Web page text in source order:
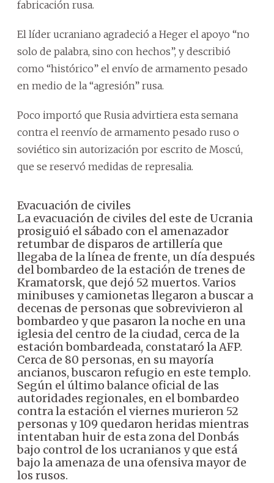
fabricación rusa.
El líder ucraniano agradeció a Heger el apoyo “no
solo de palabra, sino con hechos”, y describió
como “histórico” el envío de armamento pesado
en medio de la “agresión” rusa.
Poco importó que Rusia advirtiera esta semana
contra el reenvío de armamento pesado ruso o
soviético sin autorización por escrito de Moscú,
que se reservó medidas de represalia.
Evacuación de civiles
La evacuación de civiles del este de Ucrania
prosiguió el sábado con el amenazador
retumbar de disparos de artillería que
llegaba de la línea de frente, un día después
del bombardeo de la estación de trenes de
Kramatorsk, que dejó 52 muertos. Varios
minibuses y camionetas llegaron a buscar a
decenas de personas que sobrevivieron al
bombardeo y que pasaron la noche en una
iglesia del centro de la ciudad, cerca de la
estación bombardeada, constataró la AFP.
Cerca de 80 personas, en su mayoría
ancianos, buscaron refugio en este templo.
Según el último balance oficial de las
autoridades regionales, en el bombardeo
contra la estación el viernes murieron 52
personas y 109 quedaron heridas mientras
intentaban huir de esta zona del Donbás
bajo control de los ucranianos y que está
bajo la amenaza de una ofensiva mayor de
los rusos.